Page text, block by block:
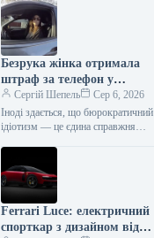
стосується як лютих зимових…
Безрука жінка отримала
штраф за телефон у
неіснуючій руці
Сергій Шепель
Сер 6, 2026
Іноді здається, що бюрократичний
ідіотизм — це єдина справжня
яскраво,…
Ferrari Luce: електричний
спорткар з дизайном від